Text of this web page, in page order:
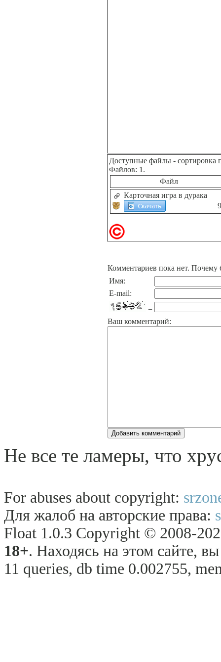
Доступные файлы - сортировка
Файлов: 1.
Файл
Карточная игра в дурака
Комментариев пока нет. Почему
Имя:
E-mail:
=
Ваш комментарий:
Не все те ламеры, что
For abuses about copyright:
Для жалоб на авторские права:
Float 1.0.3 Copyright © 2008-
18+. Находясь на этом сайте,
11 queries, db time 0.002755,